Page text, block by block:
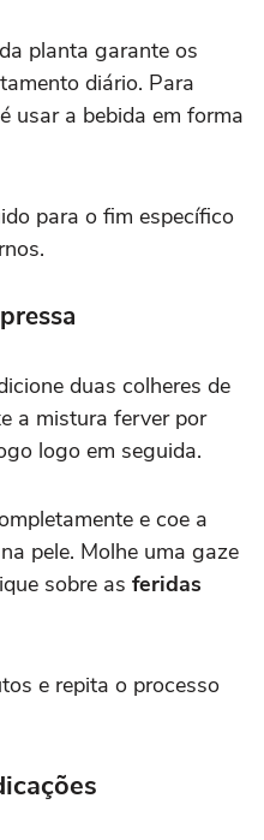
planta garante os
diário. Para
usar a bebida em forma
para o fim específico
duas colheres de
a mistura ferver por
logo em seguida.
e coe a
pele. Molhe uma gaze
sobre as feridas
e repita o processo